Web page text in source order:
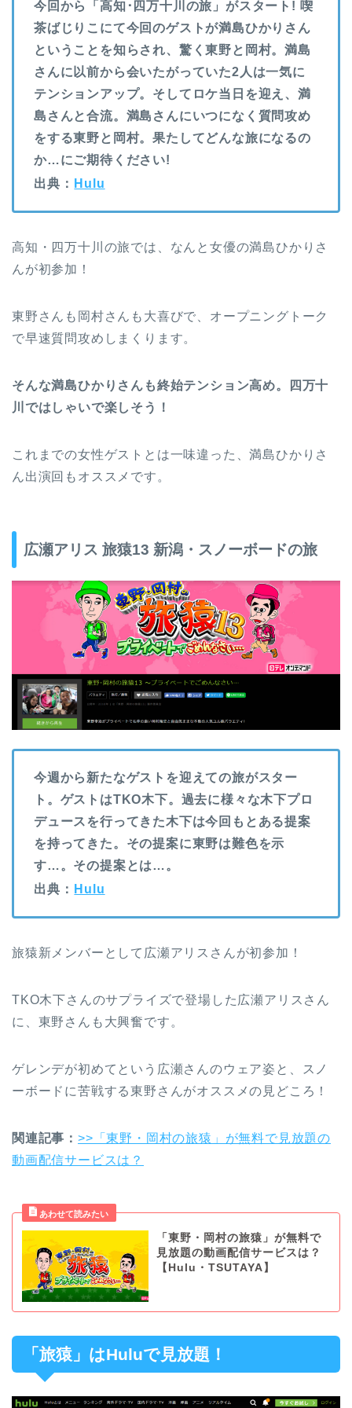
今回から「高知･四万十川の旅」がスタート! 喫
茶ばじりこにて今回のゲストが満島ひかりさん
ということを知らされ、驚く東野と岡村。満島
さんに以前から会いたがっていた2人は一気に
テンションアップ。そしてロケ当日を迎え、満
島さんと合流。満島さんにいつになく質問攻め
をする東野と岡村。果たしてどんな旅になるの
か…にご期待ください!
出典： Hulu
高知・四万十川の旅では、なんと女優の満島ひかりさ
んが初参加！
東野さんも岡村さんも大喜びで、オープニングトーク
で早速質問攻めしまくります。
そんな満島ひかりさんも終始テンション高め。四万十
川ではしゃいで楽しそう！
これまでの女性ゲストとは一味違った、満島ひかりさ
ん出演回もオススメです。
広瀬アリス 旅猿13 新潟・スノーボードの旅
今週から新たなゲストを迎えての旅がスター
ト。ゲストはTKO木下。過去に様々な木下プロ
デュースを行ってきた木下は今回もとある提案
を持ってきた。その提案に東野は難色を示
す…。その提案とは…。
出典： Hulu
旅猿新メンバーとして広瀬アリスさんが初参加！
TKO木下さんのサプライズで登場した広瀬アリスさん
に、東野さんも大興奮です。
ゲレンデが初めてという広瀬さんのウェア姿と、スノ
ーボードに苦戦する東野さんがオススメの見どころ！
関連記事： >>「東野・岡村の旅猿」が無料で見放題の
動画配信サービスは？
「東野・岡村の旅猿」が無料で
見放題の動画配信サービスは？
【Hulu・TSUTAYA】
「旅猿」はHuluで見放題！